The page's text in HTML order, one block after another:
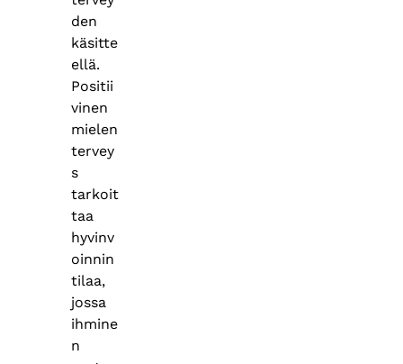
den
käsitte
ellä.
Positii
vinen
mielen
tervey
s
tarkoit
taa
hyvinv
oinnin
tilaa,
jossa
ihmine
n